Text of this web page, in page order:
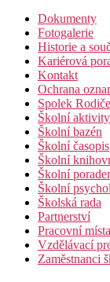
Dokumenty
Fotogalerie
Historie a
Kariérová
Kontakt
Ochrana
Spolek
Školní aktivity
Školní bazén
Školní časopis
Školní
Školní
Školní
Školská rada
Partnerství
Pracovní místa
Vzdělávací
Zaměstnanci